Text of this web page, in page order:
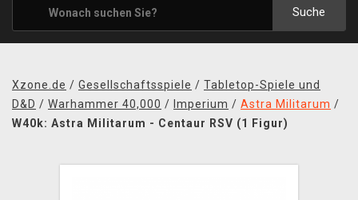
Suche
KLEIDUNG & ACCESSOIRES
BÜCHER & COMICS
Xzone.de / Gesellschaftsspiele / Tabletop-Spiele und
D&D / Warhammer 40,000 / Imperium / Astra Militarum /
W40k: Astra Militarum - Centaur RSV (1 Figur)